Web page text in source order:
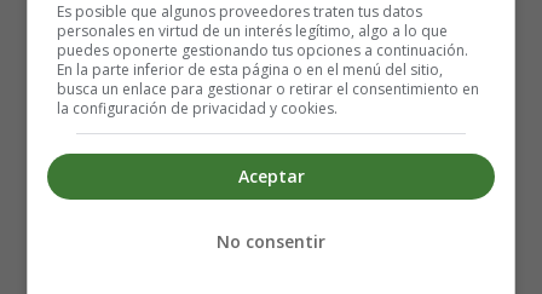
Título original:Jungle Cruise
Dirección: Jaume Collet-Serra
Actores: Dwayne Johnson, Emily Blunt, Jack Whitehall,
Nyman, Veronica Falcon, Dani Rovira
Es posible que algunos proveedores traten tus datos
personales en virtud de un interés legítimo, algo a lo que
puedes oponerte gestionando tus opciones a continuación.
En la parte inferior de esta página o en el menú del sitio,
busca un enlace para gestionar o retirar el consentimiento en
la configuración de privacidad y cookies.
Aceptar
No consentir